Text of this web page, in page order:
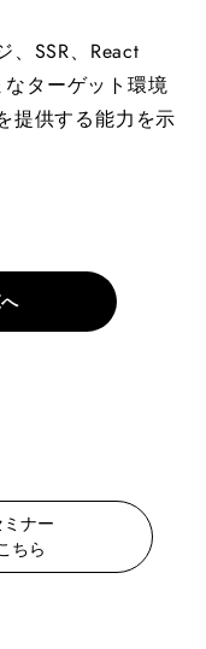
SSR、React
ターゲット環境
提供する能力を示
ナー
ちら